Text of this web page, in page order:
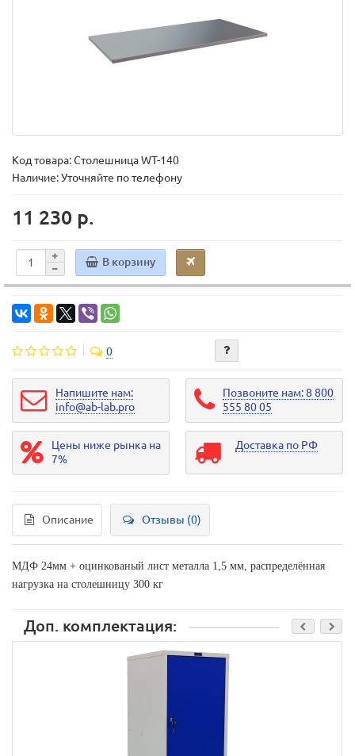
Код товара:Столешница WT-140
Наличие: Уточняйте по телефону
11 230 р.
В корзину
0
Напишите нам:
info@ab-lab.pro
Позвоните нам: 8 800
555 80 05
Цены ниже рынка на
7%
Доставка по РФ
Описание Отзывы (0)
МДФ 24мм + оцинкованый лист металла 1,5 мм, распределённая
нагрузка на столешницу 300 кг
Доп. комплектация: